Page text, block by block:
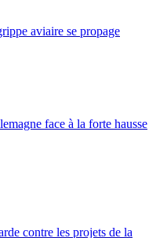
aviaire se propage
face à la forte hausse
contre les projets de la